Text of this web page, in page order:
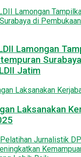
Lamongan
Jatim
Laksanakan